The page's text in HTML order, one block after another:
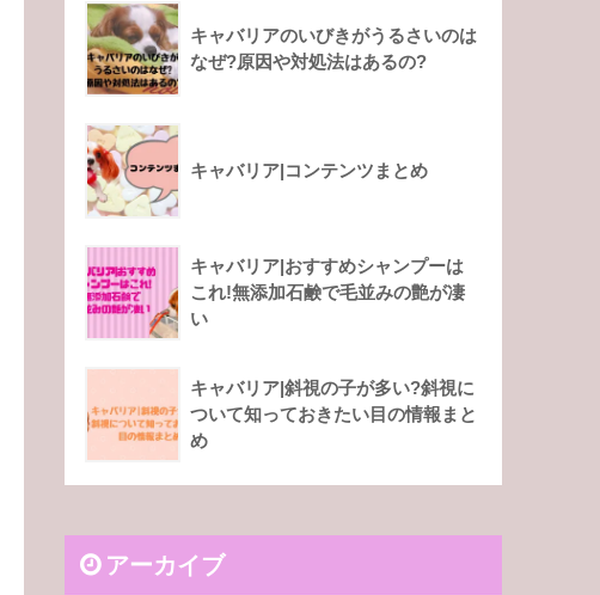
キャバリアのいびきがうるさいのは
なぜ?原因や対処法はあるの?
キャバリア|コンテンツまとめ
キャバリア|おすすめシャンプーは
これ!無添加石鹸で毛並みの艶が凄
い
キャバリア|斜視の子が多い?斜視に
ついて知っておきたい目の情報まと
め
アーカイブ